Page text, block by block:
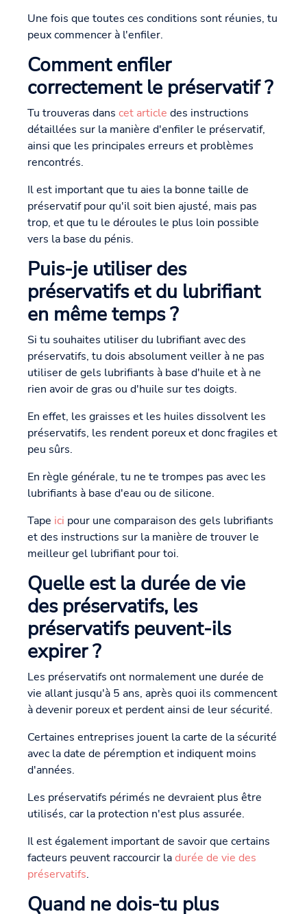
Une fois que toutes ces conditions sont réunies, tu
peux commencer à l'enfiler.
Comment enfiler
correctement le préservatif ?
Tu trouveras dans cet article des instructions
détaillées sur la manière d'enfiler le préservatif,
ainsi que les principales erreurs et problèmes
rencontrés.
Il est important que tu aies la bonne taille de
préservatif pour qu'il soit bien ajusté, mais pas
trop, et que tu le déroules le plus loin possible
vers la base du pénis.
Puis-je utiliser des
préservatifs et du lubrifiant
en même temps ?
Si tu souhaites utiliser du lubrifiant avec des
préservatifs, tu dois absolument veiller à ne pas
utiliser de gels lubrifiants à base d'huile et à ne
rien avoir de gras ou d'huile sur tes doigts.
En effet, les graisses et les huiles dissolvent les
préservatifs, les rendent poreux et donc fragiles et
peu sûrs.
En règle générale, tu ne te trompes pas avec les
lubrifiants à base d'eau ou de silicone.
Tape ici pour une comparaison des gels lubrifiants
et des instructions sur la manière de trouver le
meilleur gel lubrifiant pour toi.
Quelle est la durée de vie
des préservatifs, les
préservatifs peuvent-ils
expirer ?
Les préservatifs ont normalement une durée de
vie allant jusqu'à 5 ans, après quoi ils commencent
à devenir poreux et perdent ainsi de leur sécurité.
Certaines entreprises jouent la carte de la sécurité
avec la date de péremption et indiquent moins
d'années.
Les préservatifs périmés ne devraient plus être
utilisés, car la protection n'est plus assurée.
Il est également important de savoir que certains
facteurs peuvent raccourcir ladurée de vie des
préservatifs.
Quand ne dois-tu plus